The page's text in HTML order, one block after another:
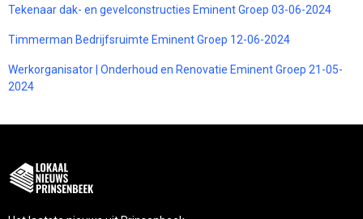
Tekenaar dak- en gevelconstructies Eminent Groep 03-06-2024
Timmerman Bedrijfsruimte Eminent Groep 12-06-2024
Werkorganisator | Onderhoud en Renovatie Eminent Groep 21-05-
2024